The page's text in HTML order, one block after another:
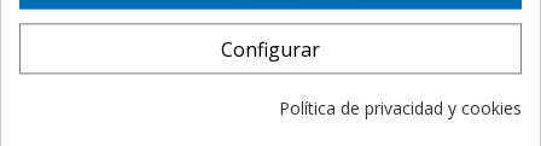
Configurar
Política de privacidad y cookies